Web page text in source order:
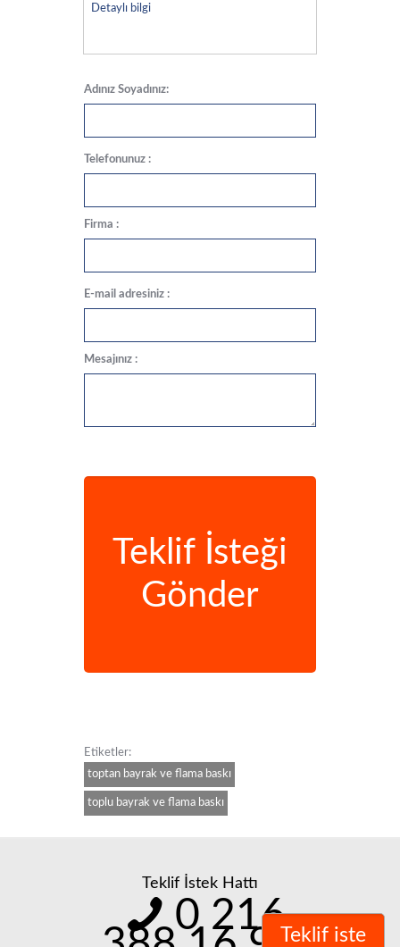
Detaylı bilgi
Adınız Soyadınız:
Telefonunuz :
Firma :
E-mail adresiniz :
Mesajınız :
Teklif İsteği
Gönder
Etiketler:
toptan bayrak ve flama baskı
toplu bayrak ve flama baskı
Teklif iste
Teklif İstek Hattı
0 216